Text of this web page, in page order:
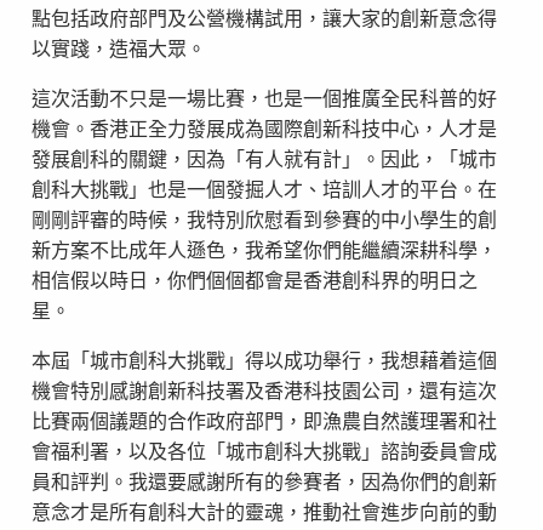
點包括政府部門及公營機構試用，讓大家的創新意念得
以實踐，造福大眾。
這次活動不只是一場比賽，也是一個推廣全民科普的好
機會。香港正全力發展成為國際創新科技中心，人才是
發展創科的關鍵，因為「有人就有計」。因此，「城市
創科大挑戰」也是一個發掘人才、培訓人才的平台。在
剛剛評審的時候，我特別欣慰看到參賽的中小學生的創
新方案不比成年人遜色，我希望你們能繼續深耕科學，
相信假以時日，你們個個都會是香港創科界的明日之
星。
本屆「城市創科大挑戰」得以成功舉行，我想藉着這個
機會特別感謝創新科技署及香港科技園公司，還有這次
比賽兩個議題的合作政府部門，即漁農自然護理署和社
會福利署，以及各位「城市創科大挑戰」諮詢委員會成
員和評判。我還要感謝所有的參賽者，因為你們的創新
意念才是所有創科大計的靈魂，推動社會進步向前的動